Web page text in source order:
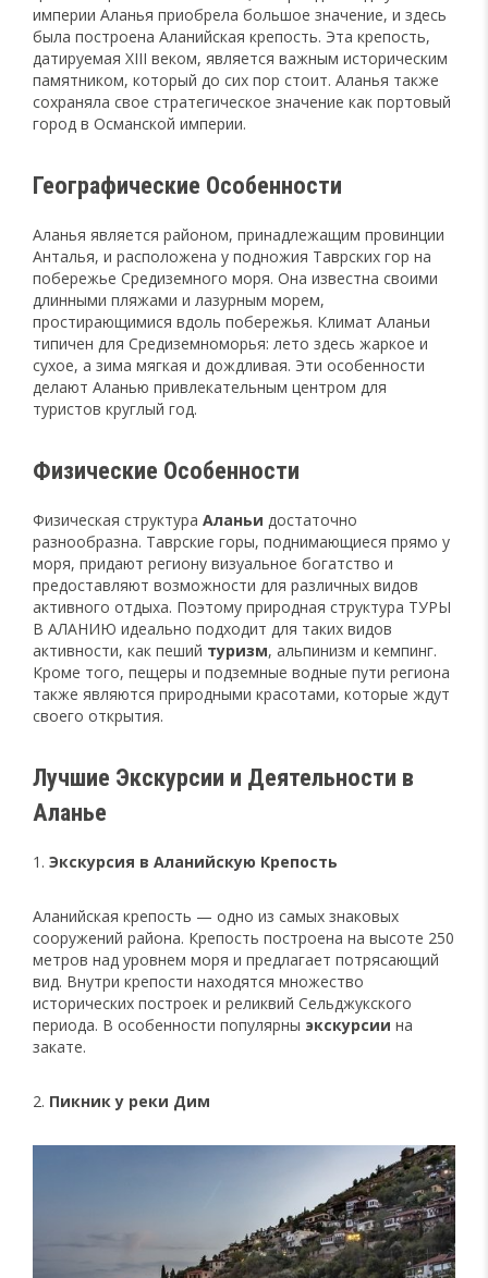
империи Аланья приобрела большое значение, и здесь
была построена Аланийская крепость. Эта крепость,
датируемая XIII веком, является важным историческим
памятником, который до сих пор стоит. Аланья также
сохраняла свое стратегическое значение как портовый
город в Османской империи.
Географические Особенности
Аланья является районом, принадлежащим провинции
Анталья, и расположена у подножия Таврских гор на
побережье Средиземного моря. Она известна своими
длинными пляжами и лазурным морем,
простирающимися вдоль побережья. Климат Аланьи
типичен для Средиземноморья: лето здесь жаркое и
сухое, а зима мягкая и дождливая. Эти особенности
делают Аланью привлекательным центром для
туристов круглый год.
Физические Особенности
Физическая структура Аланьи достаточно
разнообразна. Таврские горы, поднимающиеся прямо у
моря, придают региону визуальное богатство и
предоставляют возможности для различных видов
активного отдыха. Поэтому природная структура ТУРЫ
В АЛАНИЮ идеально подходит для таких видов
активности, как пеший туризм, альпинизм и кемпинг.
Кроме того, пещеры и подземные водные пути региона
также являются природными красотами, которые ждут
своего открытия.
Лучшие Экскурсии и Деятельности в
Аланье
1. Экскурсия в Аланийскую Крепость
Аланийская крепость — одно из самых знаковых
сооружений района. Крепость построена на высоте 250
метров над уровнем моря и предлагает потрясающий
вид. Внутри крепости находятся множество
исторических построек и реликвий Сельджукского
периода. В особенности популярны экскурсии на
закате.
2. Пикник у реки Дим